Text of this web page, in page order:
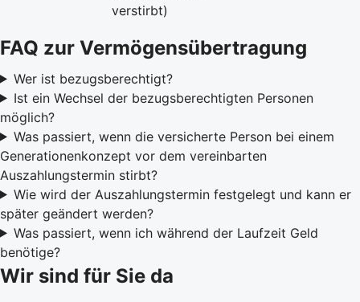
verstirbt)
FAQ zur Vermögensübertragung
Wer ist bezugsberechtigt?
Ist ein Wechsel der bezugsberechtigten Personen
möglich?
Was passiert, wenn die versicherte Person bei einem
Generationenkonzept vor dem vereinbarten
Auszahlungstermin stirbt?
Wie wird der Auszahlungstermin festgelegt und kann er
später geändert werden?
Was passiert, wenn ich während der Laufzeit Geld
benötige?
Wir sind für Sie da